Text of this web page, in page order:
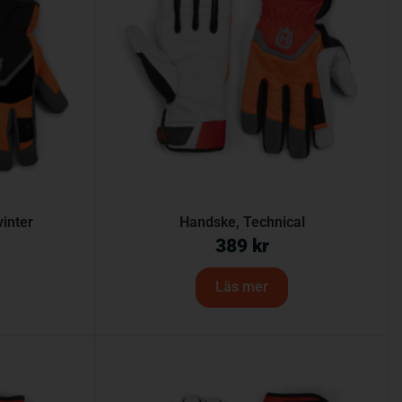
Handske, Technical
389 kr
Läs mer